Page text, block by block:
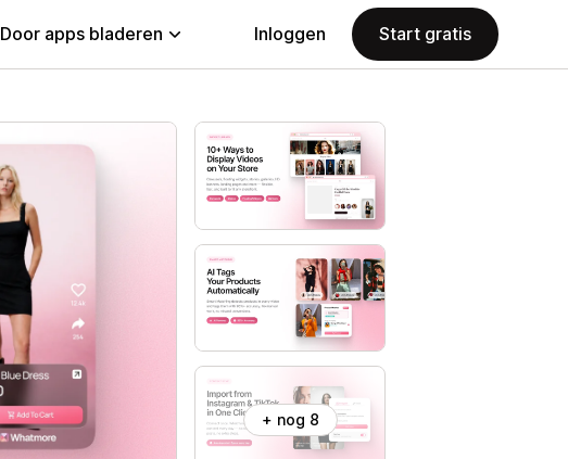
Door apps bladeren Inloggen Start gratis
+ nog 8